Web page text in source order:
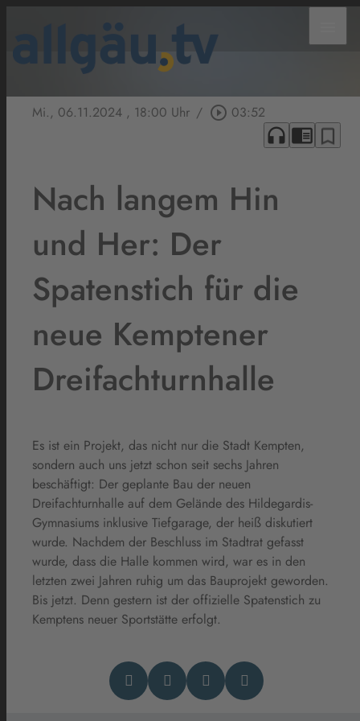
Mi., 06.11.2024 , 18:00 Uhr / play_circle_outline 03:52
headphones chrome_reader_mode bookmark_border
Nach langem Hin
und Her: Der
Spatenstich für die
neue Kemptener
Dreifachturnhalle
Es ist ein Projekt, das nicht nur die Stadt Kempten,
sondern auch uns jetzt schon seit sechs Jahren
beschäftigt: Der geplante Bau der neuen
Dreifachturnhalle auf dem Gelände des Hildegardis-
Gymnasiums inklusive Tiefgarage, der heiß diskutiert
wurde. Nachdem der Beschluss im Stadtrat gefasst
wurde, dass die Halle kommen wird, war es in den
letzten zwei Jahren ruhig um das Bauprojekt geworden.
Bis jetzt. Denn gestern ist der offizielle Spatenstich zu
Kemptens neuer Sportstätte erfolgt.